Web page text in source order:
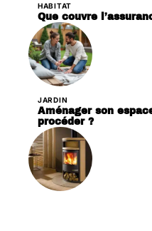
HABITAT
Que couvre
JARDIN
Aménager son
procéder ?